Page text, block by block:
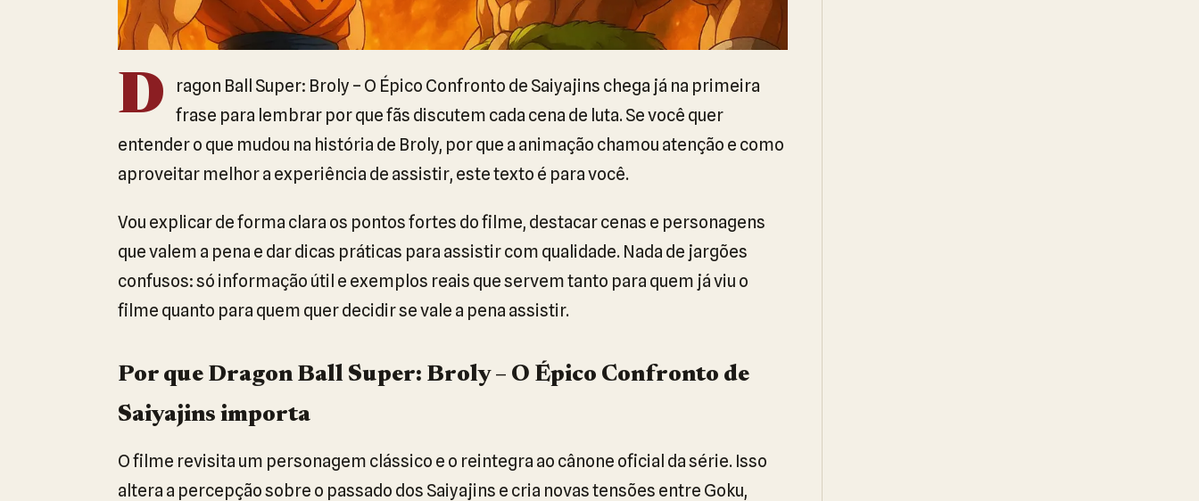
D
ragon Ball Super: Broly – O Épico Confronto de Saiyajins chega já na primeira
frase para lembrar por que fãs discutem cada cena de luta. Se você quer
entender o que mudou na história de Broly, por que a animação chamou atenção e como
aproveitar melhor a experiência de assistir, este texto é para você.
Vou explicar de forma clara os pontos fortes do filme, destacar cenas e personagens
que valem a pena e dar dicas práticas para assistir com qualidade. Nada de jargões
confusos: só informação útil e exemplos reais que servem tanto para quem já viu o
filme quanto para quem quer decidir se vale a pena assistir.
Por que Dragon Ball Super: Broly – O Épico Confronto de
Saiyajins importa
O filme revisita um personagem clássico e o reintegra ao cânone oficial da série. Isso
altera a percepção sobre o passado dos Saiyajins e cria novas tensões entre Goku,